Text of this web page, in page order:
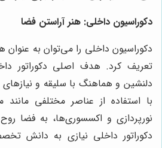
دکوراسیون داخلی: هنر آراستن فضا
دکوراسیون داخلی را می‌توان به
تعریف کرد. هدف اصلی دکوراتور
دلنشین و هماهنگ با سلیقه و
با استفاده از عناصر مختلفی مانند
نورپردازی و اکسسوری‌ها، به فضا
دکوراتور داخلی نیازی به دانش